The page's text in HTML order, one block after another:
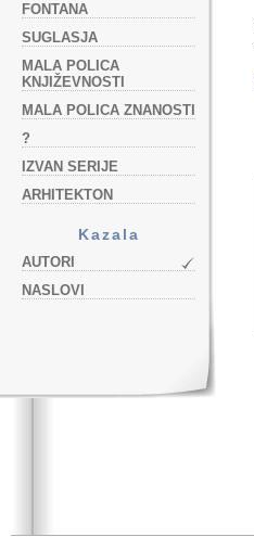
FONTANA
SUGLASJA
MALA POLICA
KNJIŽEVNOSTI
MALA POLICA ZNANOSTI
?
IZVAN SERIJE
ARHITEKTON
Kazala
AUTORI
NASLOVI